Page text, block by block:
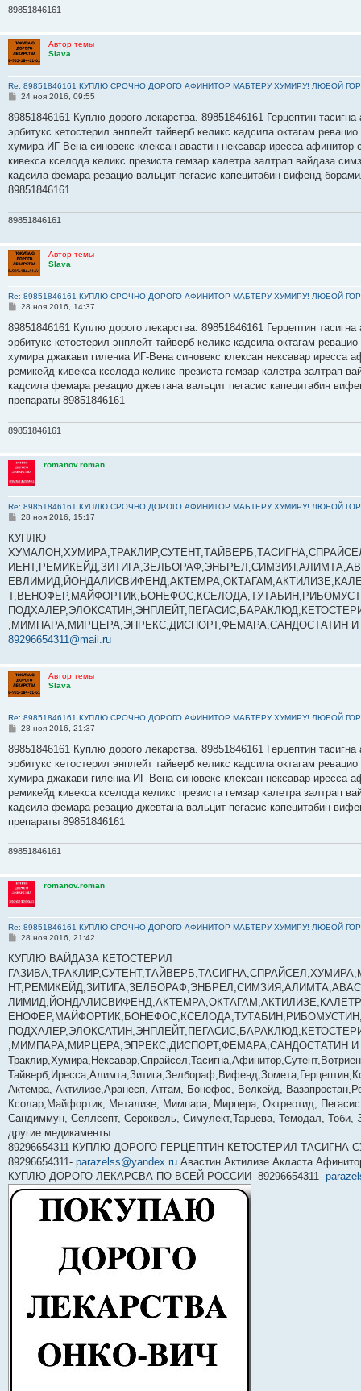
89851846161
Автор темы
Slava
Re: 89851846161 КУПЛЮ СРОЧНО ДОРОГО АФИНИТОР МАБТЕРУ ХУМИРУ! ЛЮБОЙ
С
о
щ
е
и
е
24 ноя 2016, 09:55
89851846161 Куплю дорого лекарства. 89851846161 Герцептин
эрбитукс кетостерил энплейт тайверб келикс кадсила октагам
хумира ИГ-Вена синовекс клексан авастин нексавар иресса
кивекса кселода келикс презиста гемзар калетра залтрап вайдаза
кадсила фемара ревацио вальцит пегасис капецитабин вифенд
89851846161
89851846161
Автор темы
Slava
Re: 89851846161 КУПЛЮ СРОЧНО ДОРОГО АФИНИТОР МАБТЕРУ ХУМИРУ! ЛЮБОЙ
С
о
щ
е
и
е
28 ноя 2016, 14:37
89851846161 Куплю дорого лекарства. 89851846161 Герцептин
эрбитукс кетостерил энплейт тайверб келикс кадсила октагам
хумира джакави гилениа ИГ-Вена синовекс клексан нексавар иресса
ремикейд кивекса кселода келикс презиста гемзар калетра залтрап
кадсила фемара ревацио джевтана вальцит пегасис капецитабин
препараты 89851846161
89851846161
romanov.roman
Re: 89851846161 КУПЛЮ СРОЧНО ДОРОГО АФИНИТОР МАБТЕРУ ХУМИРУ! ЛЮБОЙ
С
о
щ
е
и
е
28 ноя 2016, 15:17
КУПЛЮ
,МИМПАРА,МИРЦЕРА,ЭПРЕКС,ДИСПОРТ,ФЕМАРА,САНДОСТАТИН И
89296654311@mail.ru
Автор темы
Slava
Re: 89851846161 КУПЛЮ СРОЧНО ДОРОГО АФИНИТОР МАБТЕРУ ХУМИРУ! ЛЮБОЙ
С
о
щ
е
и
е
28 ноя 2016, 21:37
89851846161 Куплю дорого лекарства. 89851846161 Герцептин
эрбитукс кетостерил энплейт тайверб келикс кадсила октагам
хумира джакави гилениа ИГ-Вена синовекс клексан нексавар иресса
ремикейд кивекса кселода келикс презиста гемзар калетра залтрап
кадсила фемара ревацио джевтана вальцит пегасис капецитабин
препараты 89851846161
89851846161
romanov.roman
Re: 89851846161 КУПЛЮ СРОЧНО ДОРОГО АФИНИТОР МАБТЕРУ ХУМИРУ! ЛЮБОЙ
С
о
щ
е
н
и
е
28 ноя 2016, 21:42
КУПЛЮ ВАЙДАЗА КЕТОСТЕРИЛ
,МИМПАРА,МИРЦЕРА,ЭПРЕКС,ДИСПОРТ,ФЕМАРА,САНДОСТАТИН И
Актемра, Актилизе,Аранесп, Атгам, Бонефос, Велкейд,
Ксолар,Майфортик, Метализе, Мимпара, Мирцера, ­Октреотид,
Сандиммун, Селлсепт, Сероквель, Симулект,Тарцева, Темодал,
другие медикаменты
89296654311-КУПЛЮ ДОРОГО ГЕРЦЕПТИН КЕТОСТЕРИЛ
89296654311- parazelss@yandex.ru Авастин Актилизе Акласта
КУПЛЮ ДОРОГО ЛЕКАРСВА ПО ВСЕЙ РОССИИ- 89296654311-